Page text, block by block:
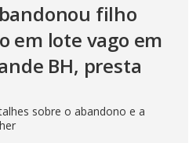
filho
em lote vago em
BH, presta
sobre o abandono e a